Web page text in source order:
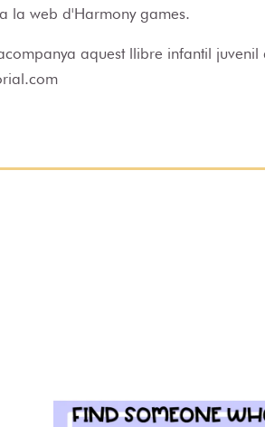
la web d'Harmony games.
aquest llibre infantil